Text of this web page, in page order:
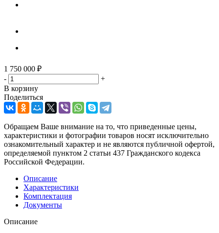
1 750 000 ₽
-
+
В корзину
Поделиться
Обращаем Ваше внимание на то, что приведенные цены,
характеристики и фотографии товаров носят исключительно
ознакомительный характер и не являются публичной офертой,
определяемой пунктом 2 статьи 437 Гражданского кодекса
Российской Федерации.
Описание
Характеристики
Комплектация
Документы
Описание